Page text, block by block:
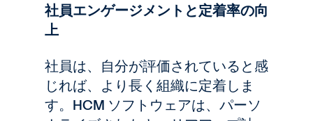
社員エンゲージメントと定着率の向
上
社員は、自分が評価されていると感
じれば、より長く組織に定着しま
す。HCM ソフトウェアは、パーソ